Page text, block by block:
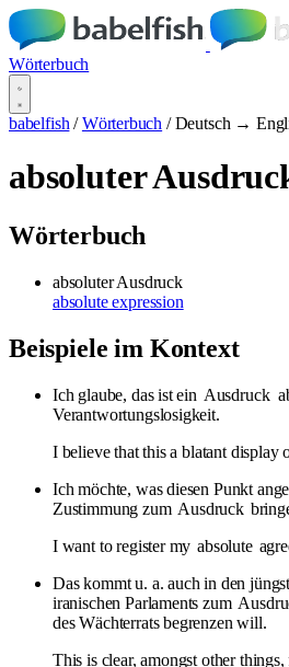
Wörterbuch
babelfish / Wörterbuch / Deutsch →
absoluter
Wörterbuch
absoluter Ausdruck
absolute expression
Beispiele im Kontext
Ich glaube, das ist ein Ausdruck
Verantwortungslosigkeit.
I believe that this a blatant display
Ich möchte, was diesen Punkt
Zustimmung zum Ausdruck
I want to register my absolute
Das kommt u. a. auch in den
iranischen Parlaments zum
des Wächterrats begrenzen will.
This is clear, amongst other